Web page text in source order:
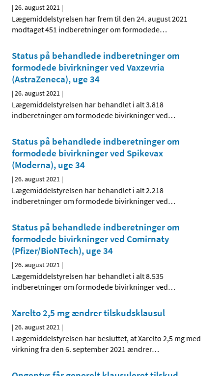
|26. august 2021 |
Lægemiddelstyrelsen har frem til den 24. august 2021
modtaget 451 indberetninger om formodede…
Status på behandlede indberetninger om
formodede bivirkninger ved Vaxzevria
(AstraZeneca), uge 34
|26. august 2021 |
Lægemiddelstyrelsen har behandlet i alt 3.818
indberetninger om formodede bivirkninger ved…
Status på behandlede indberetninger om
formodede bivirkninger ved Spikevax
(Moderna), uge 34
|26. august 2021 |
Lægemiddelstyrelsen har behandlet i alt 2.218
indberetninger om formodede bivirkninger ved…
Status på behandlede indberetninger om
formodede bivirkninger ved Comirnaty
(Pfizer/BioNTech), uge 34
|26. august 2021 |
Lægemiddelstyrelsen har behandlet i alt 8.535
indberetninger om formodede bivirkninger ved…
Xarelto 2,5 mg ændrer tilskudsklausul
|26. august 2021 |
Lægemiddelstyrelsen har besluttet, at Xarelto 2,5 mg med
virkning fra den 6. september 2021 ændrer…